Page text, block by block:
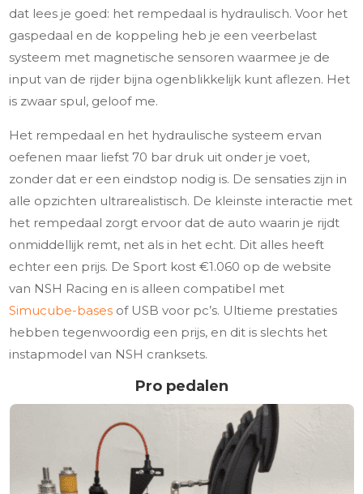
dat lees je goed: het rempedaal is hydraulisch. Voor het
gaspedaal en de koppeling heb je een veerbelast
systeem met magnetische sensoren waarmee je de
input van de rijder bijna ogenblikkelijk kunt aflezen. Het
is zwaar spul, geloof me.
Het rempedaal en het hydraulische systeem ervan
oefenen maar liefst 70 bar druk uit onder je voet,
zonder dat er een eindstop nodig is. De sensaties zijn in
alle opzichten ultrarealistisch. De kleinste interactie met
het rempedaal zorgt ervoor dat de auto waarin je rijdt
onmiddellijk remt, net als in het echt. Dit alles heeft
echter een prijs. De Sport kost €1.060 op de website
van NSH Racing en is alleen compatibel met
Simucube-bases of USB voor pc’s. Ultieme prestaties
hebben tegenwoordig een prijs, en dit is slechts het
instapmodel van NSH cranksets.
Pro pedalen